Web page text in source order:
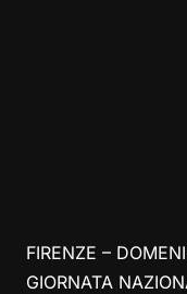
FIRENZE –
GIORNATA